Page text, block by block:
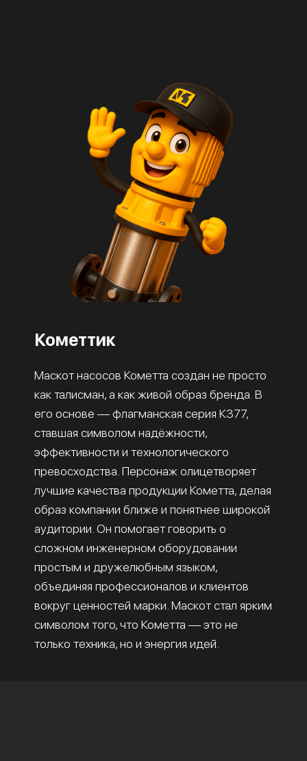
Кометтик
Маскот насосов Кометта создан не просто
как талисман, а как живой образ бренда. В
его основе — флагманская серия К377,
ставшая символом надёжности,
эффективности и технологического
превосходства. Персонаж олицетворяет
лучшие качества продукции Кометта, делая
образ компании ближе и понятнее широкой
аудитории. Он помогает говорить о
сложном инженерном оборудовании
простым и дружелюбным языком,
объединяя профессионалов и клиентов
вокруг ценностей марки. Маскот стал ярким
символом того, что Кометта — это не
только техника, но и энергия идей.